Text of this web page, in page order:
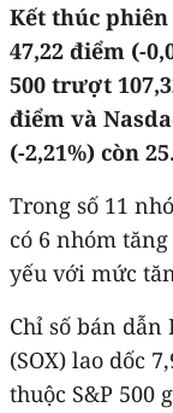
Kết thúc phiên
47,22 điểm (-
500 trượt
điểm và
(-2,21%) còn
Trong số 11
có 6 nhóm
yếu với mức
Chỉ số bán
(SOX) lao dốc
thuộc S&P 500